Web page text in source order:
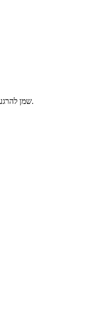
שמן להרגעה והרפייה. משחרר מתחים ולחץ. מומלץ להשתמש כעיסוי טיפולי.